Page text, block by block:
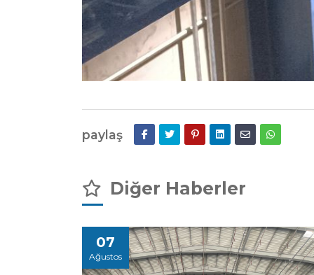
paylaş
Diğer Haberler
07
Ağustos